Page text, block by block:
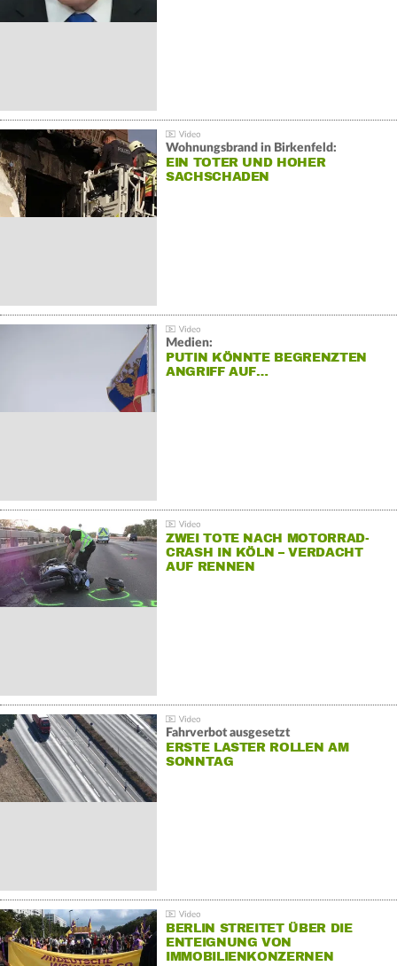
Wohnungsbrand in Birkenfeld:
EIN TOTER UND HOHER
SACHSCHADEN
Medien:
PUTIN KÖNNTE BEGRENZTEN
ANGRIFF AUF…
ZWEI TOTE NACH MOTORRAD-
CRASH IN KÖLN – VERDACHT
AUF RENNEN
Fahrverbot ausgesetzt
ERSTE LASTER ROLLEN AM
SONNTAG
BERLIN STREITET ÜBER DIE
ENTEIGNUNG VON
IMMOBILIENKONZERNEN